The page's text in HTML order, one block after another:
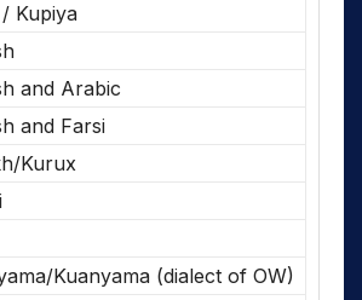
Kupiya
and Arabic
and Farsi
Kurux
Kuanyama (dialect of OW)